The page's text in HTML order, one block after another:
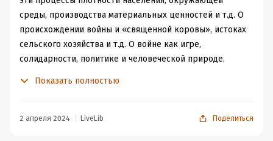
среды, производства материальных ценностей и т.д. О
происхождении войны и «священной коровы», истоках
сельского хозяйства и т.д. О войне как игре,
солидарности, политике и человеческой природе.
Показать полностью
2 апреля 2024 LiveLib Поделиться